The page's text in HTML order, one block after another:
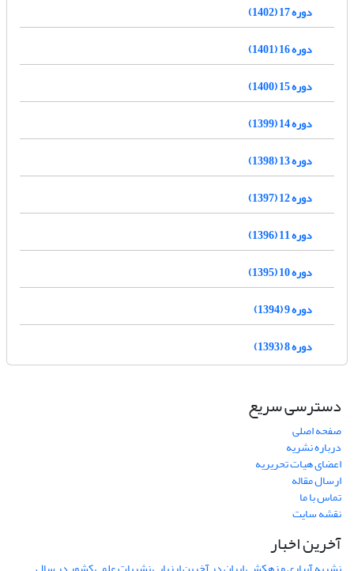
دوره 17 (1402)
دوره 16 (1401)
دوره 15 (1400)
دوره 14 (1399)
دوره 13 (1398)
دوره 12 (1397)
دوره 11 (1396)
دوره 10 (1395)
دوره 9 (1394)
دوره 8 (1393)
دسترسی سریع
صفحه اصلی
درباره نشریه
اعضای هیات تحریریه
ارسال مقاله
تماس با ما
نقشه سایت
آخرین اخبار